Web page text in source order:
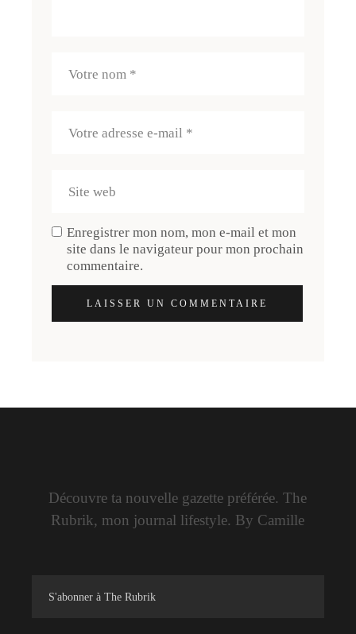
Enregistrer mon nom, mon e-mail et mon
site dans le navigateur pour mon prochain
commentaire.
LAISSER UN COMMENTAIRE
Découvre ta nouvelle gazette préférée. The
Rubrik, mon journal lifestyle. By Camille